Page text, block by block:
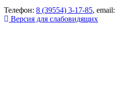
Телефон: 8 (39554) 3-17-85, email:
Версия для слабовидящих